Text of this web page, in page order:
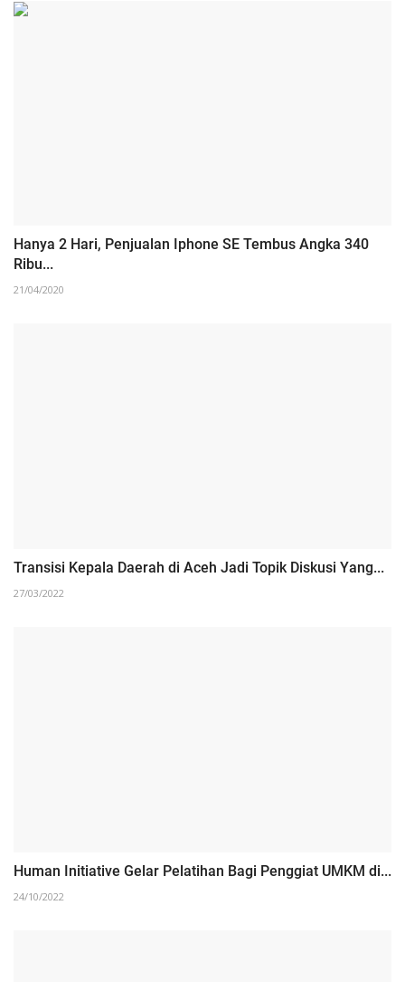
Hanya 2 Hari, Penjualan Iphone SE Tembus Angka 340
Ribu...
21/04/2020
Transisi Kepala Daerah di Aceh Jadi Topik Diskusi Yang...
27/03/2022
Human Initiative Gelar Pelatihan Bagi Penggiat UMKM di...
24/10/2022